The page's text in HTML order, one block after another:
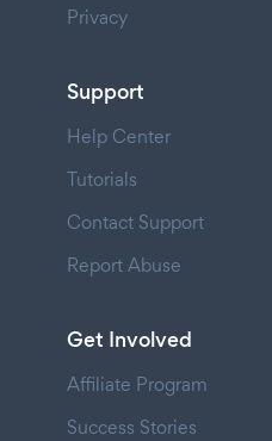
Privacy
Support
Help Center
Tutorials
Contact Support
Report Abuse
Get Involved
Affiliate Program
Success Stories